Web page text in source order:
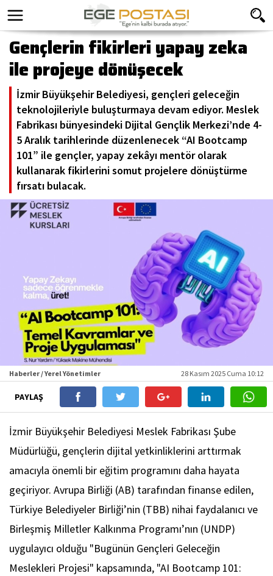
Gençlerin fikirleri yapay zeka
ile projeye dönüşecek
İzmir Büyükşehir Belediyesi, gençleri geleceğin
teknolojileriyle buluşturmaya devam ediyor. Meslek
Fabrikası bünyesindeki Dijital Gençlik Merkezi’nde 4-
5 Aralık tarihlerinde düzenlenecek “AI Bootcamp
101” ile gençler, yapay zekâyı mentör olarak
kullanarak fikirlerini somut projelere dönüştürme
fırsatı bulacak.
Haberler / Yerel Yönetimler 28 Kasım 2025 Cuma 10:12
PAYLAŞ
İzmir Büyükşehir Belediyesi Meslek Fabrikası Şube
Müdürlüğü, gençlerin dijital yetkinliklerini arttırmak
amacıyla önemli bir eğitim programını daha hayata
geçiriyor. Avrupa Birliği (AB) tarafından finanse edilen,
Türkiye Belediyeler Birliği’nin (TBB) nihai faydalanıcı ve
Birleşmiş Milletler Kalkınma Programı’nın (UNDP)
uygulayıcı olduğu "Bugünün Gençleri Geleceğin
Meslekleri Projesi" kapsamında, "AI Bootcamp 101: